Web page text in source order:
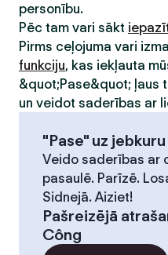
personību.
Pēc tam vari sākt
Pirms ceļojuma vari
funkciju, kas iekļauta
&quot;Pase&quot; ļaus
un veidot saderības ar
"Pase" uz
Veido saderības ar
pasaulē. Parīzē.
Sidnejā. Aiziet!
Pašreizējā
Công